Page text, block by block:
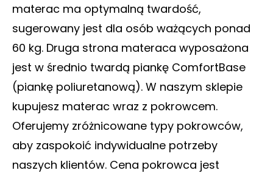
materac ma optymalną twardość,
sugerowany jest dla osób ważących ponad
60 kg. Druga strona materaca wyposażona
jest w średnio twardą piankę ComfortBase
(piankę poliuretanową). W naszym sklepie
kupujesz materac wraz z pokrowcem.
Oferujemy zróżnicowane typy pokrowców,
aby zaspokoić indywidualne potrzeby
naszych klientów. Cena pokrowca jest